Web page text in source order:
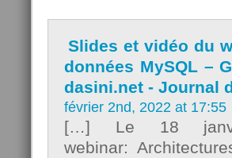
Slides et vidéo du
données MySQL –
dasini.net - Journal
février 2nd, 2022 at 17:55
[…] Le 18
webinar: